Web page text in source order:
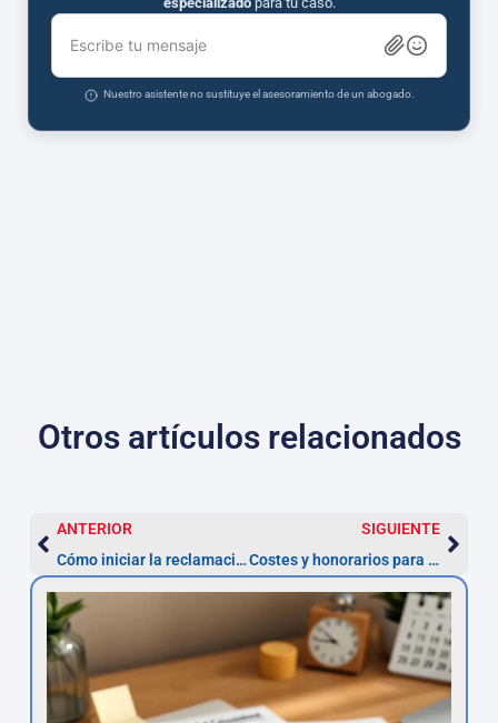
Escribe tu mensaje
Nuestro asistente no sustituye el asesoramiento de un abogado.
Otros artículos relacionados
ANTERIOR
Cómo iniciar la reclamación de nulidad de un préstamo personal con TAE abusiva
SIGUIENTE
Costes y honorarios para reclamar la nulidad de un préstamo con TAE abusiva